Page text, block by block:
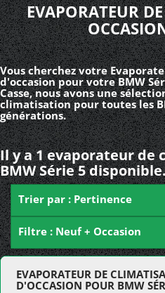
EVAPORATEUR
Vous cherchez votre
d'occasion pour votre BMW
Casse, nous avons une
climatisation pour toutes les
générations.
Il y a 1 evaporateur de
BMW Série 5
Trier par : Pertinence
Filtre : Neuf + Occasion
EVAPORATEUR DE
D'OCCASION POUR BMW